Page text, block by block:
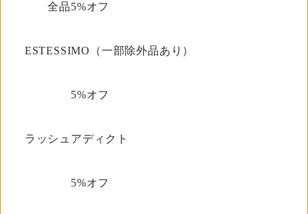
全品5%オフ
ESTESSIMO（一部除外品あり）
5%オフ
ラッシュアディクト
5%オフ